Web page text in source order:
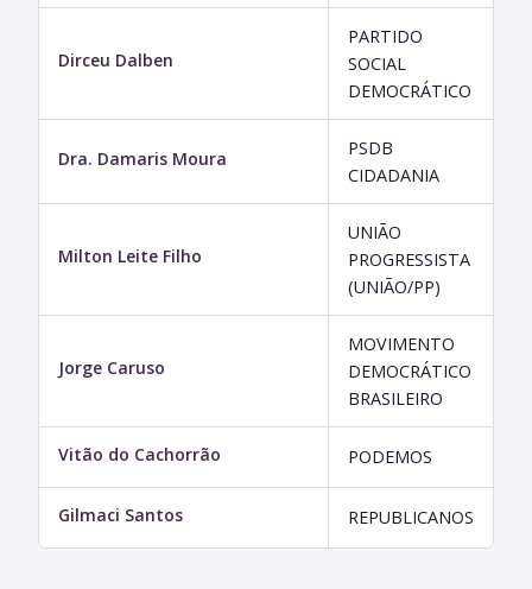
Dirceu Dalben
PARTIDO
SOCIAL
DEMOCRÁTICO
Dra. Damaris Moura
PSDB
CIDADANIA
Milton Leite Filho
UNIÃO
PROGRESSISTA
(UNIÃO/PP)
Jorge Caruso
MOVIMENTO
DEMOCRÁTICO
BRASILEIRO
Vitão do Cachorrão PODEMOS
Gilmaci Santos REPUBLICANOS